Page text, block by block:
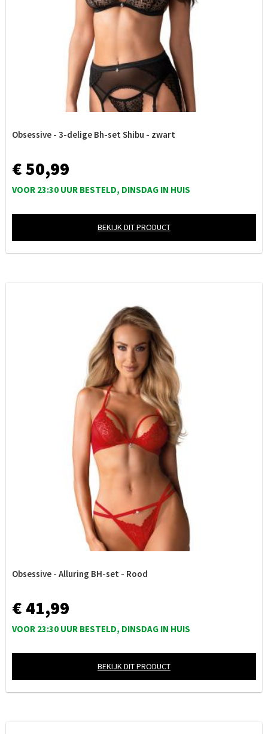
Obsessive - 3-delige Bh-set Shibu - zwart
€ 50,99
VOOR 23:30 UUR BESTELD, DINSDAG IN HUIS
BEKIJK DIT PRODUCT
Obsessive - Alluring BH-set - Rood
€ 41,99
VOOR 23:30 UUR BESTELD, DINSDAG IN HUIS
BEKIJK DIT PRODUCT